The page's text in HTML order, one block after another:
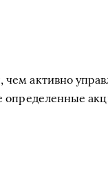
активно
определенные